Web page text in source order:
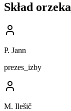
Skład
P. Jann
prezes_izby
M. Ilešič